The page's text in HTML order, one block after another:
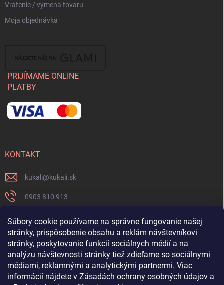
Súbory cookie používame na správne fungovanie našej
stránky, prispôsobenie obsahu a reklám návštevníkovi
stránky, poskytovanie funkcií sociálnych médií a na
analýzu návštevnosti stránky tiež zdieľame so sociálnymi
médiami, reklamnými a analytickými partnermi. Viac
informácií nájdete v Zásadách ochrany osobných údajov a
Vrátenie / výmena tovaru
Moja objednávka
PRIJÍMAME ONLINE
PLATBY
KONTAKT
kukali@kukali.sk
0903 810 913
Nenechajte si ujsť novinky a sledujte nás na FB
kukalishop